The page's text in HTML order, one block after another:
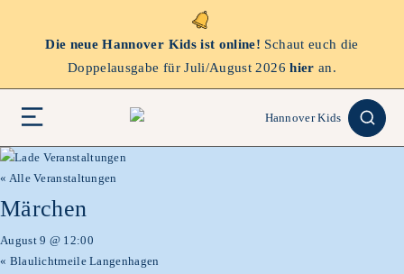
Die neue Hannover Kids ist online! Schaut euch die
Doppelausgabe für Juli/August 2026hier an.
« Alle Veranstaltungen
Märchen
August 9 @ 12:00
« Blaulichtmeile Langenhagen